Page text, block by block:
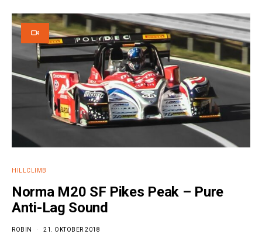
HILLCLIMB
Norma M20 SF Pikes Peak – Pure
Anti-Lag Sound
ROBIN 21. OKTOBER 2018